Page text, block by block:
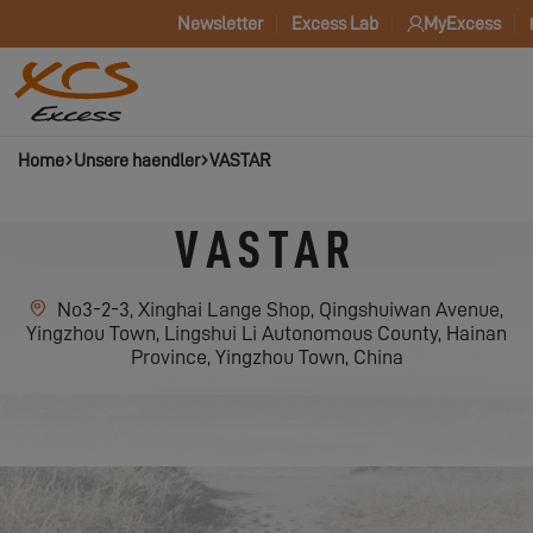
Newsletter Excess Lab MyExcess
Home Unsere haendler VASTAR
VASTAR
No3-2-3, Xinghai Lange Shop, Qingshuiwan Avenue,
Yingzhou Town, Lingshui Li Autonomous County, Hainan
Province, Yingzhou Town, China
VASTAR KONTAKTIEREN